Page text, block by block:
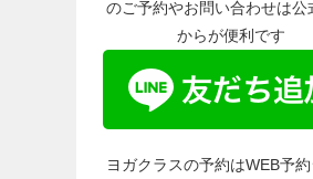
のご予約やお問い合わせは公
からが便利です
ヨガクラスの予約はWEB予